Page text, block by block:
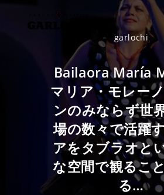
garlochi
Bailaora María
マリア・モレー
ンのみならず世
場の数々で活躍
アをタブラオと
な空間で観るこ
る…